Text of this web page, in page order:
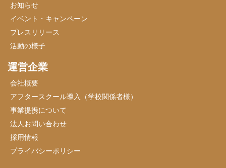
お知らせ
イベント・キャンペーン
プレスリリース
活動の様子
運営企業
会社概要
アフタースクール導入（学校関係者様）
事業提携について
法人お問い合わせ
採用情報
プライバシーポリシー